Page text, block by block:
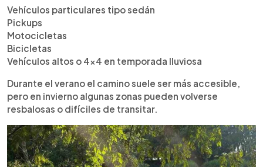
Vehículos particulares tipo sedán
Pickups
Motocicletas
Bicicletas
Vehículos altos o 4x4 en temporada lluviosa
Durante el verano el camino suele ser más accesible,
pero en invierno algunas zonas pueden volverse
resbalosas o difíciles de transitar.